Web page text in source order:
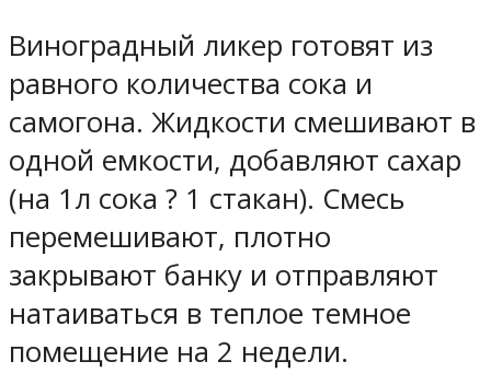
Виноградный ликер готовят из
равного количества сока и
самогона. Жидкости смешивают в
одной емкости, добавляют сахар
(на 1л сока ? 1 стакан). Смесь
перемешивают, плотно
закрывают банку и отправляют
натаиваться в теплое темное
помещение на 2 недели.